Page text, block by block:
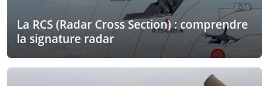
La RCS (Radar Cross Section) : comprendre
la signature radar